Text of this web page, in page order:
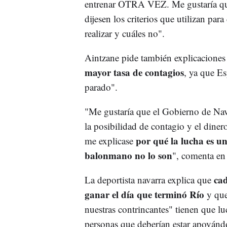
entrenar OTRA VEZ. Me gustaría
dijesen los criterios que utilizan
realizar y cuáles no".
Aintzane pide también
mayor tasa de contagios, ya que
parado".
"Me gustaría que el Gobierno de
la posibilidad de contagio y el
me explicase por qué la lucha es
balonmano no lo son", comenta
La deportista navarra explica que
ganar el día que terminó Río y
nuestras contrincantes" tienen que
personas que deberían estar